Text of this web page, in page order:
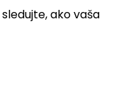
ako vaša